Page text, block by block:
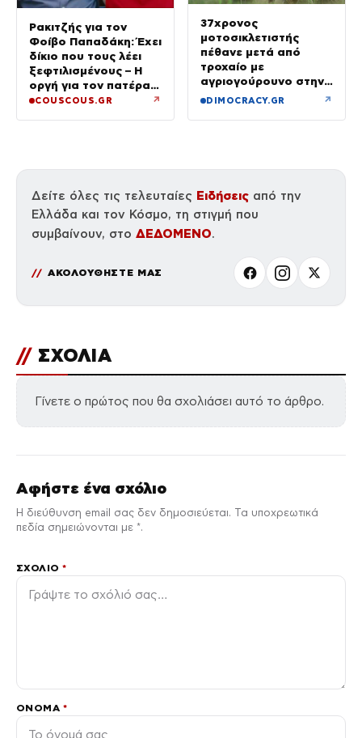
Ρακιτζής για τον
Φοίβο Παπαδάκη: Έχει
δίκιο που τους λέει
ξεφτιλισμένους – Η
οργή για τον πατέρα
του
COUSCOUS.GR ↗
37χρονος
μοτοσικλετιστής
πέθανε μετά από
τροχαίο με
αγριογούρουνο στην
Εύβοια
DIMOCRACY.GR ↗
Δείτε όλες τις τελευταίες Ειδήσεις από την
Ελλάδα και τον Κόσμο, τη στιγμή που
συμβαίνουν, στο ΔΕΔΟΜΕΝΟ.
ΑΚΟΛΟΥΘΗΣΤΕ ΜΑΣ
// ΣΧΟΛΙΑ
Γίνετε ο πρώτος που θα σχολιάσει αυτό το άρθρο.
Αφήστε ένα σχόλιο
Η διεύθυνση email σας δεν δημοσιεύεται. Τα υποχρεωτικά
πεδία σημειώνονται με *.
ΣΧΌΛΙΟ*
ΌΝΟΜΑ *